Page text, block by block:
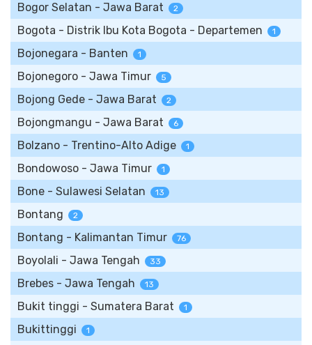
Bogor Selatan - Jawa Barat 2
Bogota - Distrik Ibu Kota Bogota - Departemen 1
Bojonegara - Banten 1
Bojonegoro - Jawa Timur 5
Bojong Gede - Jawa Barat 2
Bojongmangu - Jawa Barat 6
Bolzano - Trentino-Alto Adige 1
Bondowoso - Jawa Timur 1
Bone - Sulawesi Selatan 13
Bontang 2
Bontang - Kalimantan Timur 76
Boyolali - Jawa Tengah 33
Brebes - Jawa Tengah 13
Bukit tinggi - Sumatera Barat 1
Bukittinggi 1